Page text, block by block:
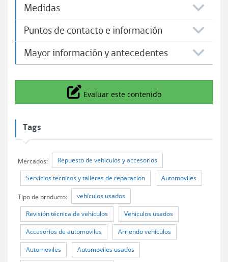
Medidas
Puntos de contacto e información
Mayor información y antecedentes
Icono
Evaluar este contenido
Tags
Mercados: Repuesto de vehiculos y accesorios
Servicios tecnicos y talleres de reparacion Automoviles
Tipo de producto: vehículos usados
Revisión técnica de vehículos Vehiculos usados
Accesorios de automoviles Arriendo vehiculos
Automoviles Automoviles usados